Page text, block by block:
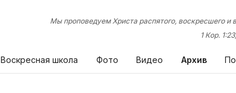
Мы проповедуем Христа распятого, воскресшего и
1 Кор.
Воскресная школа Фото Видео Архив